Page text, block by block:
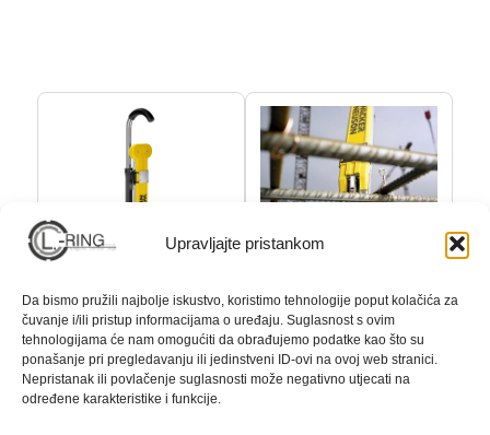
Upravljajte pristankom
Da bismo pružili najbolje iskustvo, koristimo tehnologije poput kolačića za
čuvanje i/ili pristup informacijama o uređaju. Suglasnost s ovim
tehnologijama će nam omogućiti da obrađujemo podatke kao što su
ponašanje pri pregledavanju ili jedinstveni ID-ovi na ovoj web stranici.
Nepristanak ili povlačenje suglasnosti može negativno utjecati na
određene karakteristike i funkcije.